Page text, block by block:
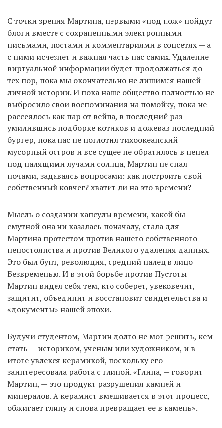
С точки зрения Мартина, первыми «под нож» пойдут
блоги вместе с сохраненными электронными
письмами, постами и комментариями в соцсетях — а
с ними исчезнет и важная часть нас самих. Удаление
виртуальной информации будет продолжаться до
тех пор, пока мы окончательно не лишимся нашей
личной истории. И пока наше общество полностью не
выбросило свои воспоминания на помойку, пока не
рассеялось как пар от вейпа, в последний раз
умилившись подборке котиков и дожевав последний
бургер, пока нас не поглотил тихоокеанский
мусорный остров и все сущее не обратилось в пепел
под палящими лучами солнца, Мартин не спал
ночами, задаваясь вопросами: как построить свой
собственный ковчег? хватит ли на это времени?
Мысль о создании капсулы времени, какой бы
смутной она ни казалась поначалу, стала для
Мартина протестом против нашего собственного
непостоянства и против Великого удаления данных.
Это был бунт, революция, средний палец в лицо
Безвременью. И в этой борьбе против Пустоты
Мартин видел себя тем, кто соберет, увековечит,
защитит, объединит и восстановит свидетельства и
«документы» нашей эпохи.
Будучи студентом, Мартин долго не мог решить, кем
стать — историком, ученым или художником, и в
итоге увлекся керамикой, поскольку его
заинтересовала работа с глиной. «Глина, — говорит
Мартин, — это продукт разрушения камней и
минералов. А керамист вмешивается в этот процесс,
обжигает глину и снова превращает ее в камень».